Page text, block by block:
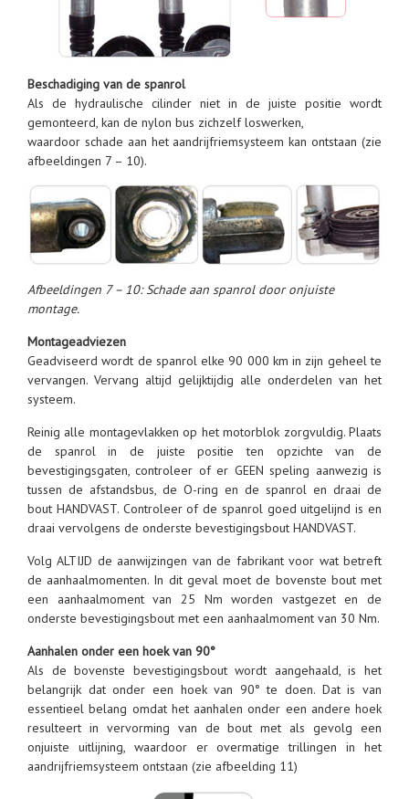
Beschadiging van de spanrol
Als de hydraulische cilinder niet in de juiste positie wordt
gemonteerd, kan de nylon bus zichzelf loswerken,
waardoor schade aan het aandrijfriemsysteem kan ontstaan (zie
afbeeldingen 7 – 10).
Afbeeldingen 7 – 10: Schade aan spanrol door onjuiste
montage.
Montageadviezen
Geadviseerd wordt de spanrol elke 90 000 km in zijn geheel te
vervangen. Vervang altijd gelijktijdig alle onderdelen van het
systeem.
Reinig alle montagevlakken op het motorblok zorgvuldig. Plaats
de spanrol in de juiste positie ten opzichte van de
bevestigingsgaten, controleer of er GEEN speling aanwezig is
tussen de afstandsbus, de O-ring en de spanrol en draai de
bout HANDVAST. Controleer of de spanrol goed uitgelijnd is en
draai vervolgens de onderste bevestigingsbout HANDVAST.
Volg ALTIJD de aanwijzingen van de fabrikant voor wat betreft
de aanhaalmomenten. In dit geval moet de bovenste bout met
een aanhaalmoment van 25 Nm worden vastgezet en de
onderste bevestigingsbout met een aanhaalmoment van 30 Nm.
Aanhalen onder een hoek van 90°
Als de bovenste bevestigingsbout wordt aangehaald, is het
belangrijk dat onder een hoek van 90° te doen. Dat is van
essentieel belang omdat het aanhalen onder een andere hoek
resulteert in vervorming van de bout met als gevolg een
onjuiste uitlijning, waardoor er overmatige trillingen in het
aandrijfriemsysteem ontstaan (zie afbeelding 11)